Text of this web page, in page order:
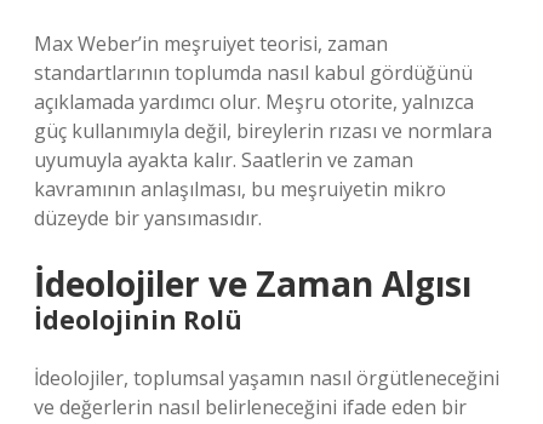
Max Weber’in meşruiyet teorisi, zaman
standartlarının toplumda nasıl kabul gördüğünü
açıklamada yardımcı olur. Meşru otorite, yalnızca
güç kullanımıyla değil, bireylerin rızası ve normlara
uyumuyla ayakta kalır. Saatlerin ve zaman
kavramının anlaşılması, bu meşruiyetin mikro
düzeyde bir yansımasıdır.
İdeolojiler ve Zaman Algısı
İdeolojinin Rolü
İdeolojiler, toplumsal yaşamın nasıl örgütleneceğini
ve değerlerin nasıl belirleneceğini ifade eden bir